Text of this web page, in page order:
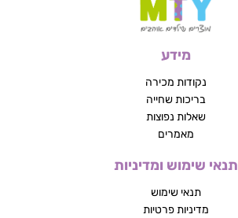
מידע
נקודות מכירה
בריכות שחייה
שאלות נפוצות
מאמרים
תנאי שימוש ומדיניות
תנאי שימוש
מדיניות פרטיות